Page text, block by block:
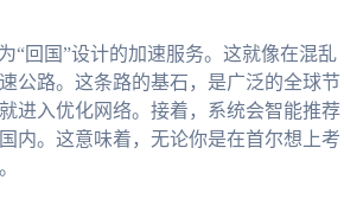
“回国”设计的加速服务。这就像在混乱
公路。这条路的基石，是广泛的全球节
进入优化网络。接着，系统会智能推荐
内。这意味着，无论你是在首尔想上考